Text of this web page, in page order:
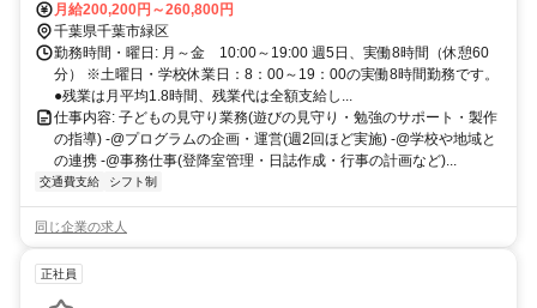
月給200,200円～260,800円
千葉県千葉市緑区
勤務時間・曜日: 月～金 10:00～19:00 週5日、実働8時間（休憩60
分） ※土曜日・学校休業日：8：00～19：00の実働8時間勤務です。
●残業は月平均1.8時間、残業代は全額支給し...
仕事内容: 子どもの見守り業務(遊びの見守り・勉強のサポート・製作
の指導) -@プログラムの企画・運営(週2回ほど実施) -@学校や地域と
の連携 -@事務仕事(登降室管理・日誌作成・行事の計画など)...
交通費支給 シフト制
同じ企業の求人
正社員